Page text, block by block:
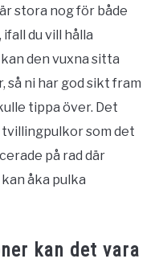
stora nog för både
du vill hålla
den vuxna sitta
så ni har god sikt fram
tippa över. Det
som det
på rad där
åka pulka
kan det vara